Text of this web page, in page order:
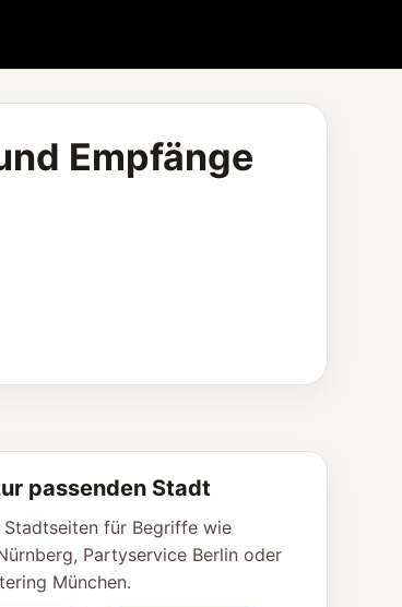
Empfänge
passenden Stadt
für Begriffe wie
Partyservice Berlin oder
München.